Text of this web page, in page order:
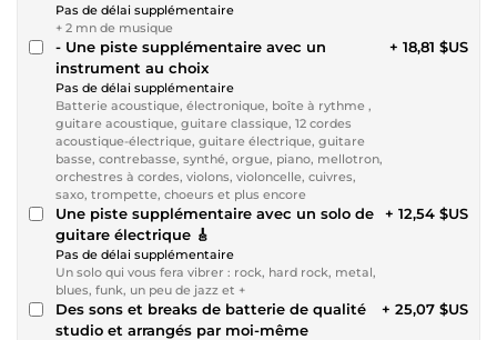
Pas de délai supplémentaire
+ 2 mn de musique
- Une piste supplémentaire avec un
instrument au choix
Pas de délai supplémentaire
Batterie acoustique, électronique, boîte à rythme ,
guitare acoustique, guitare classique, 12 cordes
acoustique-électrique, guitare électrique, guitare
basse, contrebasse, synthé, orgue, piano, mellotron,
orchestres à cordes, violons, violoncelle, cuivres,
saxo, trompette, choeurs et plus encore
+ 18,81 $US
Une piste supplémentaire avec un solo de
guitare électrique 🎸
Pas de délai supplémentaire
Un solo qui vous fera vibrer : rock, hard rock, metal,
blues, funk, un peu de jazz et +
+ 12,54 $US
Des sons et breaks de batterie de qualité
studio et arrangés par moi-même
+ 25,07 $US